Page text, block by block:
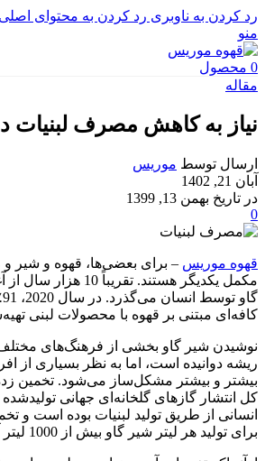
رد کردن به ناوبری رد کردن به محتوای اصلی
منو
0 محصول
مقاله
نیاز به کاهش مصرف لبنیات
ارسال توسط موریس
آبان 21, 1402
در تاریخ بهمن 13, 1399
0
قهوه موریس – برای بعضی‌ها، قهوه و شیر
مکمل یکدیگر هستند.
کافه‌ای مبتنی بر قهوه با محصولات لبنی
نوشیدن شیر گاو بخشی از فرهنگ‌های
ریشه دوانیده است، اما به نظر بسیاری از
کل انتشار گازهای گلخانه‌ای جهانی
انسانی از طریق تولید لبنیات بوده است و
برای تولید هر لیتر شیر گاو بیش از 1000 لیتر آب مصرف می‌شود.